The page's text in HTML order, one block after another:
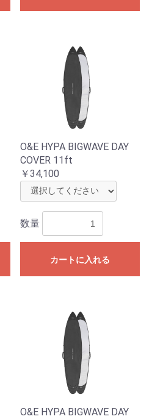
O&E HYPA BIGWAVE DAY
COVER 11ft
￥34,100
数量
カートに入れる
O&E HYPA BIGWAVE DAY